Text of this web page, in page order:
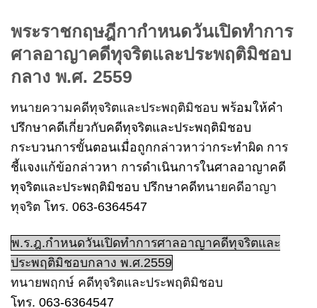
พระราชกฤษฎีกากำหนดวันเปิดทำการ
ศาลอาญาคดีทุจริตและประพฤติมิชอบ
กลาง พ.ศ. 2559
ทนายความคดีทุจริตและประพฤติมิชอบ พร้อมให้คำ
ปรึกษาคดีเกี่ยวกับคดีทุจริตและประพฤติมิชอบ
กระบวนการขั้นตอนเมื่อถูกกล่าวหาว่ากระทำผิด การ
ชี้แจงแก้ข้อกล่าวหา การดำเนินการในศาลอาญาคดี
ทุจริตและประพฤติมิชอบ ปรึกษาคดีทนายคดีอาญา
ทุจริต โทร. 063-6364547
พ.ร.ฎ.กำหนดวันเปิดทำการศาลอาญาคดีทุจริตและ
ประพฤติมิชอบกลาง พ.ศ.2559
ทนายพฤกษ์ คดีทุจริตและประพฤติมิชอบ
โทร. 063-6364547